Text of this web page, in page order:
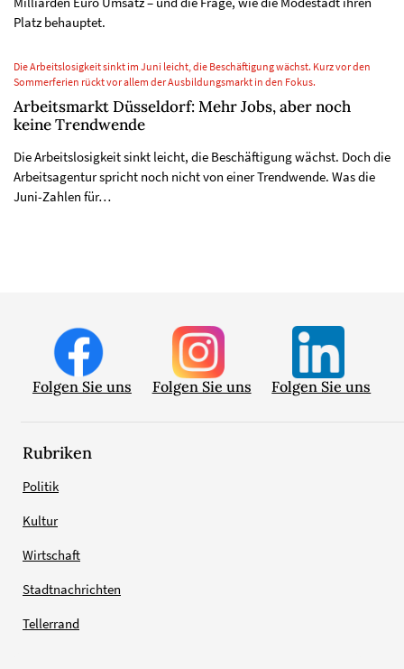
Platz behauptet.
Die Arbeitslosigkeit sinkt im Juni leicht, die Beschäftigung wächst. Kurz vor den
Sommerferien rückt vor allem der Ausbildungsmarkt in den Fokus.
Arbeitsmarkt Düsseldorf: Mehr Jobs, aber noch
keine Trendwende
Die Arbeitslosigkeit sinkt leicht, die Beschäftigung wächst. Doch die
Arbeitsagentur spricht noch nicht von einer Trendwende. Was die
Juni-Zahlen für…
Folgen Sie uns Folgen Sie uns Folgen Sie uns
Rubriken
Politik
Kultur
Wirtschaft
Stadtnachrichten
Tellerrand